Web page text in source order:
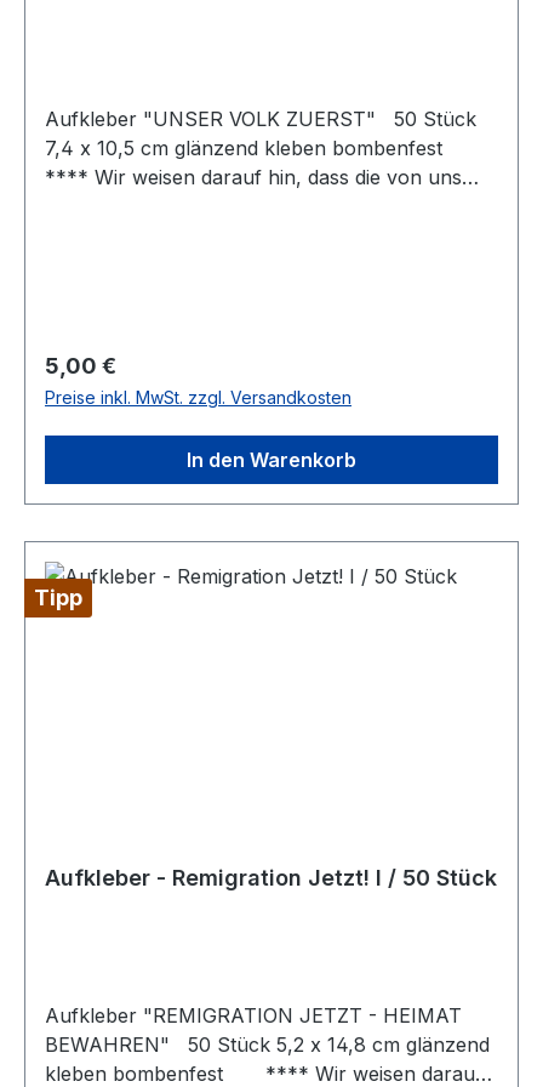
Aufkleber "UNSER VOLK ZUERST" 50 Stück
7,4 x 10,5 cm glänzend kleben bombenfest
**** Wir weisen darauf hin, dass die von uns
Sachbeschädigung) dar. Wir übernehmen keine
Verantwortung für widerrechtliche
Verwendungen unserer Aufkleber. § 303
Sachbeschädigung(1) Wer rechtswidrig eine
fremde Sache beschädigt oder zerstört, wird mit
Freiheitsstrafe bis zu zwei Jahren oder mit
unbefugt das Erscheinungsbild einer fremden
Sache nicht nur unerheblich und nicht nur
vorübergehend verändert.
Regulärer Preis:
5,00 €
Preise inkl. MwSt. zzgl. Versandkosten
In den Warenkorb
Tipp
Aufkleber - Remigration Jetzt! I / 50 Stück
Aufkleber "REMIGRATION JETZT - HEIMAT
BEWAHREN" 50 Stück 5,2 x 14,8 cm glänzend
kleben bombenfest **** Wir weisen darauf